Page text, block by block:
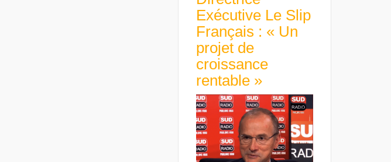
Exécutive Le Slip
Français : « Un
projet de
croissance
rentable »